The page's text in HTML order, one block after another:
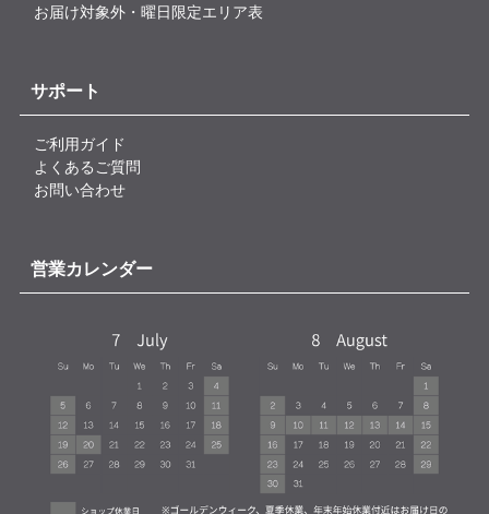
お届け対象外・曜日限定エリア表
サポート
ご利用ガイド
よくあるご質問
お問い合わせ
営業カレンダー